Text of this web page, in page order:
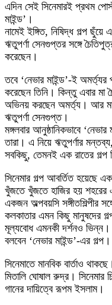
এদিন সেই সিনেমারই প্রথম
মাইন্ড’।
নামেই ইঙ্গিত, নিষিদ্ধ গল্প ছুঁয়ে
ঋতুপর্ণা সেনগুপ্তর সঙ্গে
করেছেন।
তবে ‘নেভার মাইন্ড’-ই
করেছেন তিনি। কিন্তু এবার মা
অভিনয় করছেন অমর্ত্য। আর
ঋতুপর্ণা সেনগুপ্ত।
মঙ্গলবার আনুষ্ঠানিকভাবে
তারা। এ নিয়ে ঋতুপর্ণার
সবকিছু, তেমনই এক রাতের গল্প
সিনেমার গল্প আবর্তিত হয়েছে
খুঁজতে খুঁজতে হাজির হয় শহরের
একজন অল্পবয়সি সঙ্গীতশিল্পীর
কলকাতার এমন কিছু মানুষদের
মূল্যবোধ এমনকী দর্শনও ভিন্ন।
বলবেন ‘নেভার মাইন্ড’-এর গল্প।
সিনেমাতে মানবিক বার্তাও
মিতালি ঘোষাল রুদ্র।
গানের দায়িত্বে রূপম ইসলাম।